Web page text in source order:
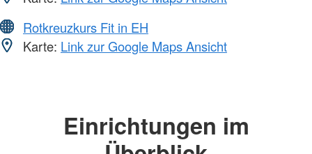
Rotkreuzkurs Fit in EH
Karte: Link zur Google Maps Ansicht
Einrichtungen im